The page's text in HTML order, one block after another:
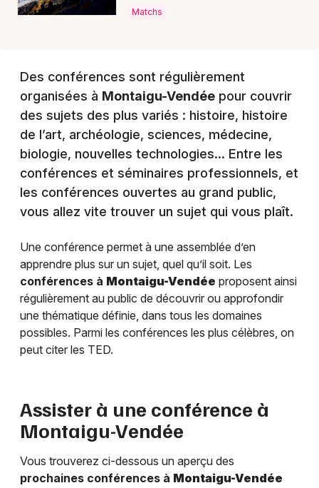
Matchs
Des conférences sont régulièrement
organisées à Montaigu-Vendée pour couvrir
des sujets des plus variés : histoire, histoire
de l’art, archéologie, sciences, médecine,
biologie, nouvelles technologies… Entre les
conférences et séminaires professionnels, et
les conférences ouvertes au grand public,
vous allez vite trouver un sujet qui vous plaît.
Une conférence permet à une assemblée d’en
apprendre plus sur un sujet, quel qu’il soit. Les
conférences à Montaigu-Vendée proposent ainsi
régulièrement au public de découvrir ou approfondir
une thématique définie, dans tous les domaines
possibles. Parmi les conférences les plus célèbres, on
peut citer les TED.
Assister à une conférence à
Montaigu-Vendée
Vous trouverez ci-dessous un aperçu des
prochaines conférences à Montaigu-Vendée